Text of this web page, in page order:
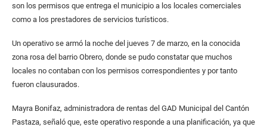
son los permisos que entrega el municipio a los locales comerciales
como a los prestadores de servicios turísticos.
Un operativo se armó la noche del jueves 7 de marzo, en la conocida
zona rosa del barrio Obrero, donde se pudo constatar que muchos
locales no contaban con los permisos correspondientes y por tanto
fueron clausurados.
Mayra Bonifaz, administradora de rentas del GAD Municipal del Cantón
Pastaza, señaló que, este operativo responde a una planificación, ya que